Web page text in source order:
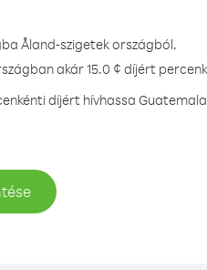
Åland-szigetek országból.
akár 15.0 ¢ díjért
díjért hívhassa